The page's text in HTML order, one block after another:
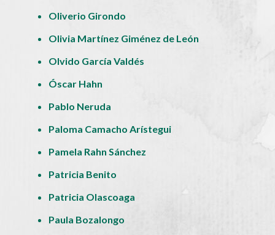
Oliverio Girondo
Olivia Martínez Giménez de León
Olvido García Valdés
Óscar Hahn
Pablo Neruda
Paloma Camacho Arístegui
Pamela Rahn Sánchez
Patricia Benito
Patricia Olascoaga
Paula Bozalongo